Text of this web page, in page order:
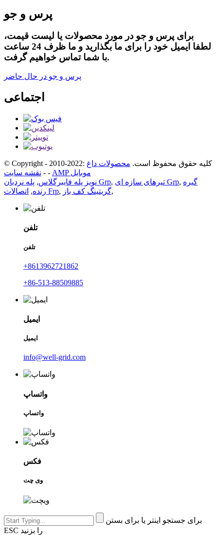
پرس و جو
برای پرس و جو در مورد محصولات یا لیست قیمت،
لطفا ایمیل خود را برای ما بگذارید و ما ظرف 24 ساعت
با شما تماس خواهیم گرفت.
پرس و جو در حال حاضر
اجتماعی
© Copyright - 2010-2022: کلیه حقوق محفوظ است. محصولات داغ
- نقشه سایت -
AMP موبایل
نویز پله فایبرگلاس, پله نردبان Grp, تیرهای سازه ای Grp, گیره
رنده, اتصالات Frp, گریتینگ کف باز,
تلفن
تلفن
+8613962721862
+86-513-88509885
ایمیل
ایمیل
info@well-grid.com
واتساپ
واتساپ
فکس
وی چت
برای جستجو اینتر یا برای بستن
ESC را بزنید